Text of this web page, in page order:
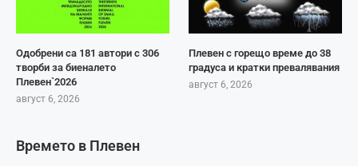
Одобрени са 181 автори с 306
творби за биеналето
Плевен`2026
август 6, 2026
Плевен с горещо време до 38
градуса и кратки превалявания
август 6, 2026
Времето в Плевен